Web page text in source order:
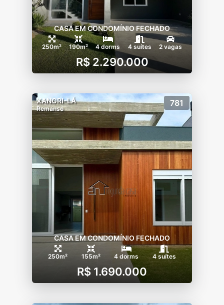
CASA EM CONDOMÍNIO FECHADO
250m² 190m² 4 dorms 4 suítes 2 vagas
R$ 2.290.000
XANGRI-LÁ
Remanso
781
CASA EM CONDOMÍNIO FECHADO
250m² 155m² 4 dorms 4 suítes
R$ 1.690.000